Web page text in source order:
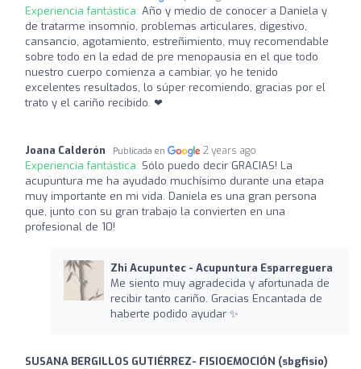
Experiencia fantástica: Año y medio de conocer a Daniela y
de tratarme insomnio, problemas articulares, digestivo,
cansancio, agotamiento, estreñimiento, muy recomendable
sobre todo en la edad de pre menopausia en el que todo
nuestro cuerpo comienza a cambiar, yo he tenido
excelentes resultados, lo súper recomiendo, gracias por el
trato y el cariño recibido. ❤
Joana Calderón Publicada en 2 years ago
Experiencia fantástica: Sólo puedo decir GRACIAS! La
acupuntura me ha ayudado muchísimo durante una etapa
muy importante en mi vida. Daniela es una gran persona
que, junto con su gran trabajo la convierten en una
profesional de 10!
Zhi Acupuntec - Acupuntura Esparreguera
Me siento muy agradecida y afortunada de
recibir tanto cariño. Gracias Encantada de
haberte podido ayudar ✨
SUSANA BERGILLOS GUTIÉRREZ- FISIOEMOCIÓN (sbgfisio)